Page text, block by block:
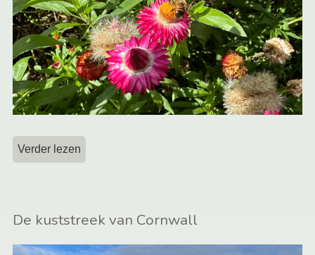
Verder lezen
De kuststreek van Cornwall